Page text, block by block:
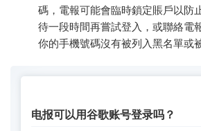
碼，電報可能會臨時鎖定賬戶以防
待一段時間再嘗試登入，或聯絡電
你的手機號碼沒有被列入黑名單或
电报可以用谷歌账号登录吗？